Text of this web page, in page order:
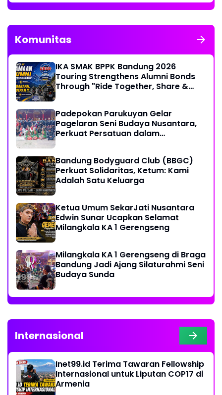
Komunitas
IKA SMAK BPPK Bandung 2026
Touring Strengthens Alumni Bonds
Through "Ride Together, Share &
Padepokan Parukuyan Gelar
Pagelaran Seni Budaya Nusantara,
Perkuat Persatuan dalam
Bandung Bodyguard Club (BBGC)
Perkuat Solidaritas, Ketum: Kami
Adalah Satu Keluarga
Ketua Umum SekarJati Nusantara
Edwin Sunar Ucapkan Selamat
Milangkala KA 1 Gerengseng
Milangkala KA 1 Gerengseng di Braga
Bandung Jadi Ajang Silaturahmi Seni
Budaya Sunda
Internasional
Inet99.id Terima Tawaran Fellowship
Internasional untuk Liputan COP17 di
Armenia